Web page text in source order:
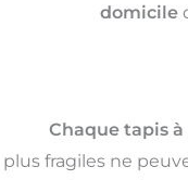
domicile
Chaque tapis
fragiles ne